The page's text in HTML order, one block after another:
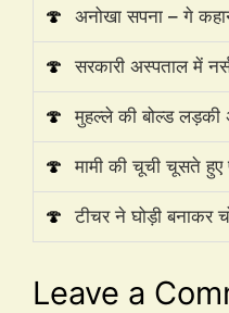
🍄 अनोखा सपना – गे
🍄 सरकारी अस्पताल में
🍄 मुहल्ले की बोल्ड लड़की
🍄 मामी की चूची चूसते हुए
🍄 टीचर ने घोड़ी बनाकर
Leave a